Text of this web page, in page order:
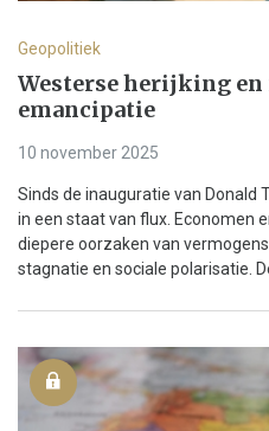
Geopolitiek
Westerse herijking
emancipatie
10 november 2025
Sinds de inauguratie van Donald
in een staat van flux. Economen
diepere oorzaken van
stagnatie en sociale polarisatie.